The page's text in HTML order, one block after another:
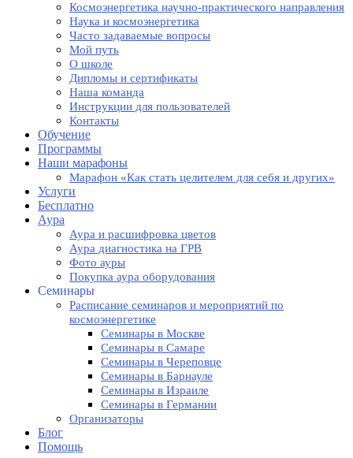
Космоэнергетика научно-практического направления
Наука и космоэнергетика
Часто задаваемые вопросы
Мой путь
О школе
Дипломы и сертификаты
Наша команда
Инструкции для пользователей
Контакты
Обучение
Программы
Наши марафоны
Марафон «Как стать целителем для себя и других»
Услуги
Бесплатно
Аура
Аура и расшифровка цветов
Аура диагностика на ГРВ
Фото ауры
Покупка аура оборудования
Семинары
Расписание семинаров и мероприятий по
космоэнергетике
Семинары в Москве
Семинары в Самаре
Семинары в Череповце
Семинары в Барнауле
Семинары в Израиле
Семинары в Германии
Организаторы
Блог
Помощь